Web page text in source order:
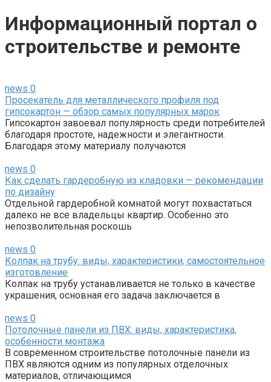
Информационный портал о
строительстве и ремонте
news 0
Просекатель для металлического профиля под
гипсокартон — обзор самых популярных марок
Гипсокартон завоевал популярность среди потребителей
благодаря простоте, надежности и элегантности.
Благодаря этому материалу получаются
news 0
Как сделать гардеробную из кладовки — рекомендации
по дизайну
Отдельной гардеробной комнатой могут похвастаться
далеко не все владельцы квартир. Особенно это
непозволительная роскошь
news 0
Колпак на трубу: виды, характеристики, самостоятельное
изготовление
Колпак на трубу устанавливается не только в качестве
украшения, основная его задача заключается в
news 0
Потолочные панели из ПВХ: виды, характеристика,
особенности монтажа
В современном строительстве потолочные панели из
ПВХ являются одним из популярных отделочных
материалов, отличающимся